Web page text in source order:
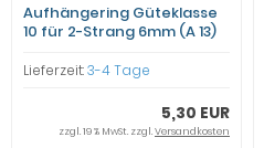
Aufhängering Güteklasse
10 für 2-Strang 6mm (A 13)
Lieferzeit:3-4 Tage
5,30 EUR
zzgl. 19 % MwSt. zzgl.Versandkosten